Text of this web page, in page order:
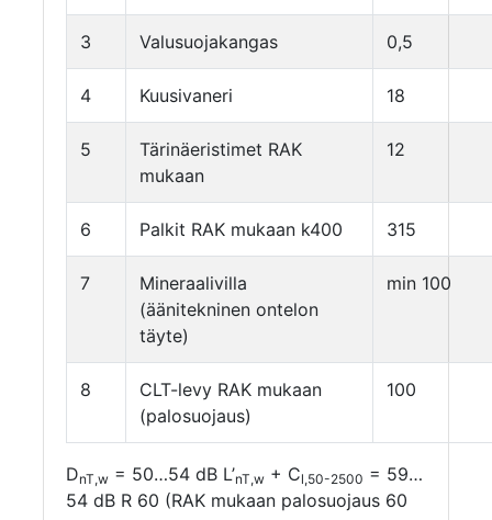
3 Valusuojakangas 0,5
4 Kuusivaneri 18
5
Tärinäeristimet RAK
mukaan
12
6 Palkit RAK mukaan k400 315
7
Mineraalivilla
(äänitekninen ontelon
täyte)
min 100
8
CLT-levy RAK mukaan
(palosuojaus)
100
DnT,w = 50…54 dB L’nT,w + Cl,50-2500 = 59…
54 dB R 60 (RAK mukaan palosuojaus 60